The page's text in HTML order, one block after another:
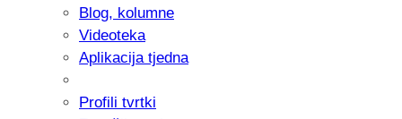
Samsung otkrio kako je nastajala
donijelo tanje i izdržljivije preklopne
Blog, kolumne
Videoteka
Aplikacija tjedna
Profili tvrtki